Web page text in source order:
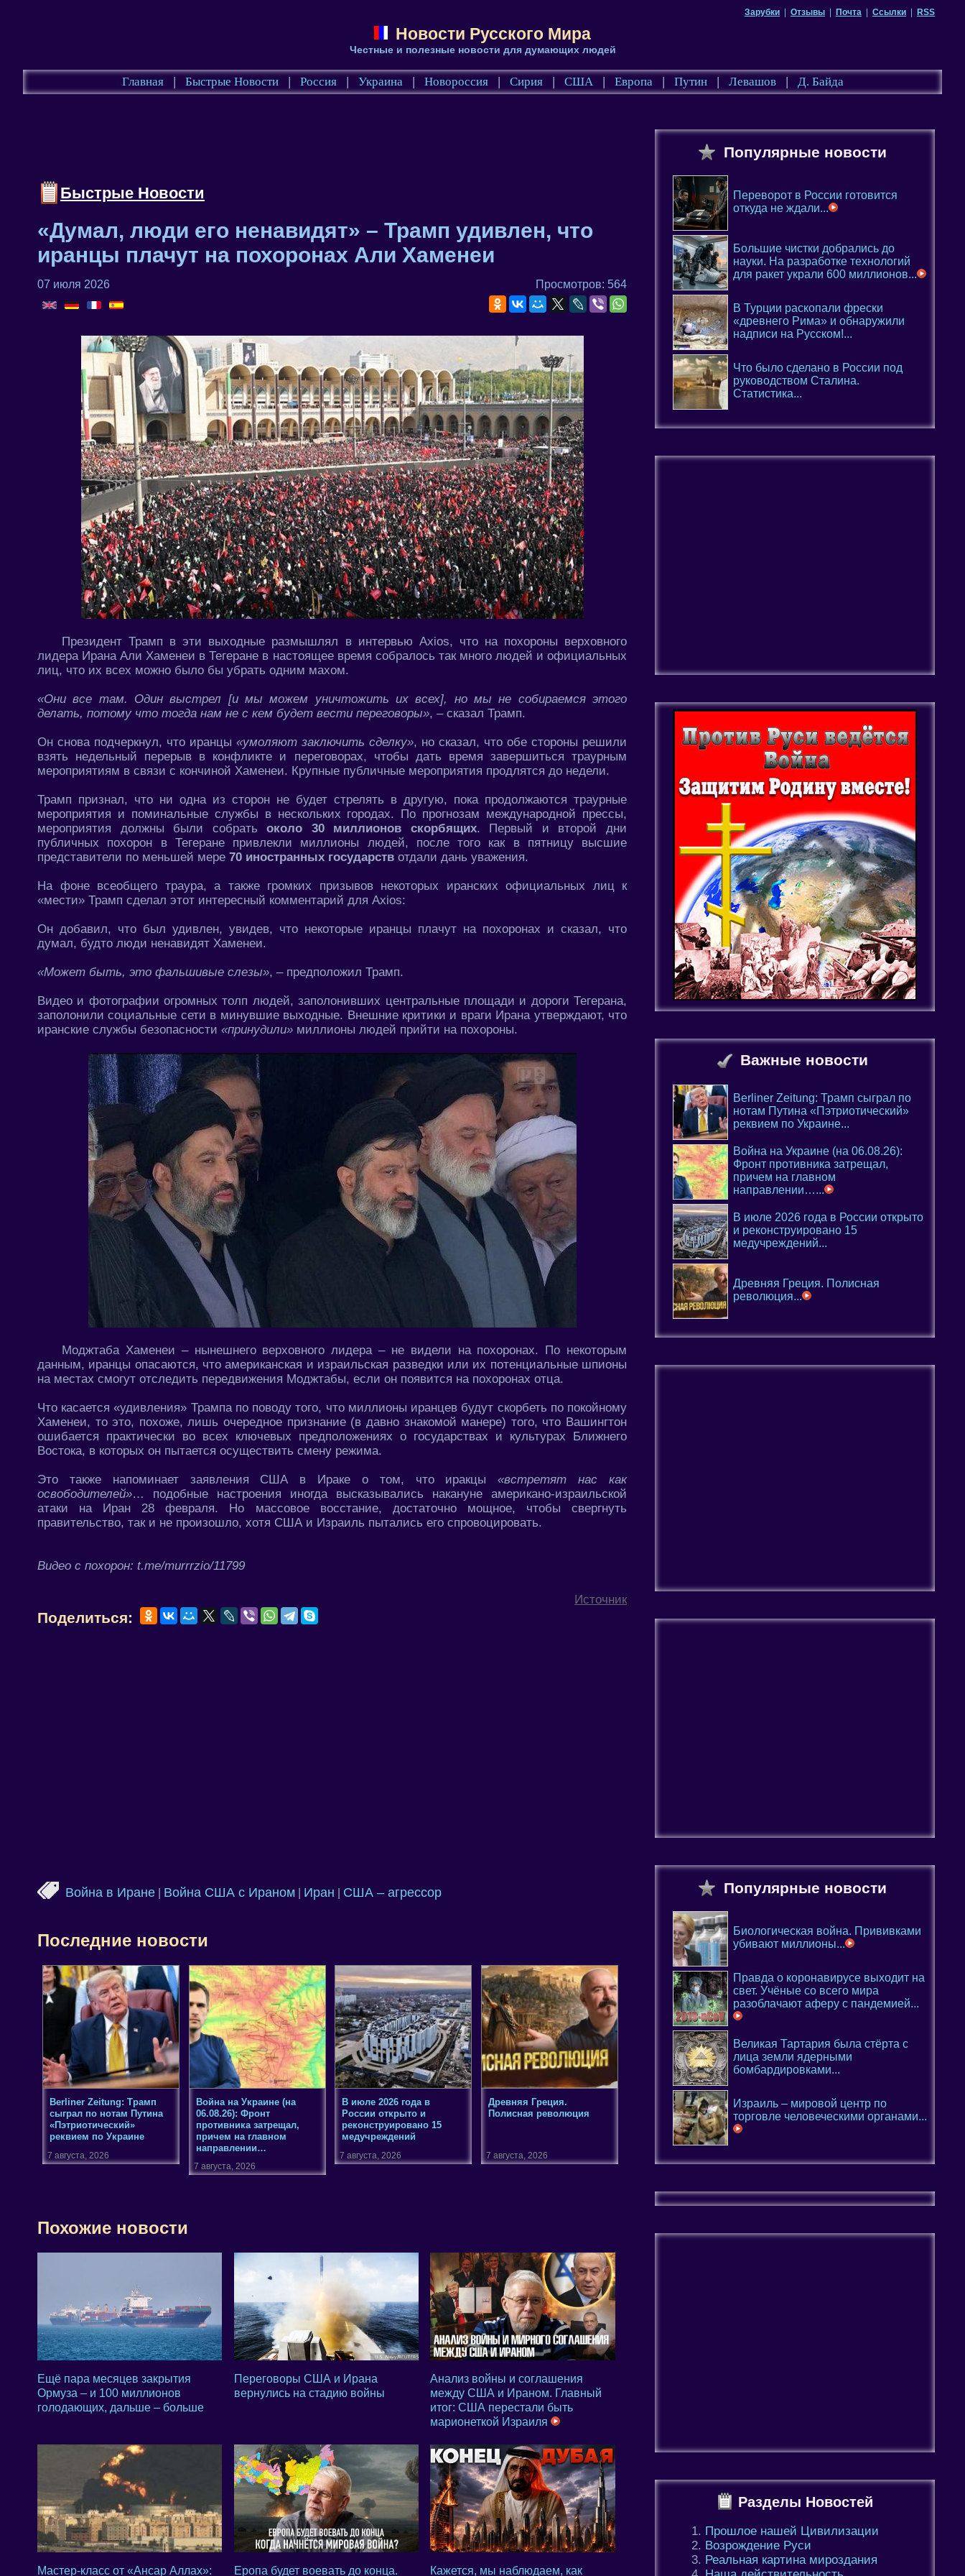
Зарубки Отзывы Почта Ссылки RSS
Новости Русского Мира
Честные и полезные новости для думающих людей
Главная | Быстрые Новости | Россия | Украина | Новороссия | Сирия | США | Европа | Путин | Левашов | Д. Байда
Быстрые Новости
«Думал, люди его ненавидят» – Трамп удивлен, что
иранцы плачут на похоронах Али Хаменеи
07 июля 2026 Просмотров: 564
Президент Трамп в эти выходные размышлял в интервью Axios, что на похороны верховного
лидера Ирана Али Хаменеи в Тегеране в настоящее время собралось так много людей и официальных
лиц, что их всех можно было бы убрать одним махом.
«Они все там. Один выстрел [и мы можем уничтожить их всех], но мы не собираемся этого
делать, потому что тогда нам не с кем будет вести переговоры», – сказал Трамп.
Он снова подчеркнул, что иранцы «умоляют заключить сделку», но сказал, что обе стороны решили
взять недельный перерыв в конфликте и переговорах, чтобы дать время завершиться траурным
мероприятиям в связи с кончиной Хаменеи. Крупные публичные мероприятия продлятся до недели.
Трамп признал, что ни одна из сторон не будет стрелять в другую, пока продолжаются траурные
мероприятия и поминальные службы в нескольких городах. По прогнозам международной прессы,
мероприятия должны были собратьоколо 30 миллионов скорбящих. Первый и второй дни
публичных похорон в Тегеране привлекли миллионы людей, после того как в пятницу высшие
представители по меньшей мере 70 иностранных государств отдали дань уважения.
На фоне всеобщего траура, а также громких призывов некоторых иранских официальных лиц к
«мести» Трамп сделал этот интересный комментарий для Axios:
Он добавил, что был удивлен, увидев, что некоторые иранцы плачут на похоронах и сказал, что
думал, будто люди ненавидят Хаменеи.
«Может быть, это фальшивые слезы», – предположил Трамп.
Видео и фотографии огромных толп людей, заполонивших центральные площади и дороги Тегерана,
заполонили социальные сети в минувшие выходные. Внешние критики и враги Ирана утверждают, что
иранские службы безопасности «принудили» миллионы людей прийти на похороны.
Моджтаба Хаменеи – нынешнего верховного лидера – не видели на похоронах. По некоторым
данным, иранцы опасаются, что американская и израильская разведки или их потенциальные шпионы
на местах смогут отследить передвижения Моджтабы, если он появится на похоронах отца.
Что касается «удивления» Трампа по поводу того, что миллионы иранцев будут скорбеть по покойному
Хаменеи, то это, похоже, лишь очередное признание (в давно знакомой манере) того, что Вашингтон
ошибается практически во всех ключевых предположениях о государствах и культурах Ближнего
Востока, в которых он пытается осуществить смену режима.
Это также напоминает заявления США в Ираке о том, что иракцы«встретят нас как
освободителей»… подобные настроения иногда высказывались накануне американо-израильской
атаки на Иран 28 февраля. Но массовое восстание, достаточно мощное, чтобы свергнуть
правительство, так и не произошло, хотя США и Израиль пытались его спровоцировать.
Видео с похорон: t.me/murrrzio/11799
Источник
Поделиться:
Война в Иране Война США с Ираном Иран США – агрессор
Последние новости
Berliner Zeitung: Трамп
сыграл по нотам Путина
«Пэтриотический»
реквием по Украине
7 августа, 2026
Война на Украине (на
06.08.26): Фронт
противника затрещал,
причем на главном
направлении…
7 августа, 2026
В июле 2026 года в
России открыто и
реконструировано 15
медучреждений
7 августа, 2026
Древняя Греция.
Полисная революция
7 августа, 2026
Похожие новости
Ещё пара месяцев закрытия
Ормуза – и 100 миллионов
голодающих, дальше – больше
Переговоры США и Ирана
вернулись на стадию войны
Анализ войны и соглашения
между США и Ираном. Главный
итог: США перестали быть
марионеткой Израиля
Мастер-класс от «Ансар Аллах»: Еропа будет воевать до конца. Кажется, мы наблюдаем, как
Популярные новости
Переворот в России готовится
откуда не ждали...
Большие чистки добрались до
науки. На разработке технологий
для ракет украли 600 миллионов...
В Турции раскопали фрески
«древнего Рима» и обнаружили
надписи на Русском!...
Что было сделано в России под
руководством Сталина.
Статистика...
Важные новости
Berliner Zeitung: Трамп сыграл по
нотам Путина «Пэтриотический»
реквием по Украине...
Война на Украине (на 06.08.26):
Фронт противника затрещал,
причем на главном
направлении…...
В июле 2026 года в России открыто
и реконструировано 15
медучреждений...
Древняя Греция. Полисная
революция...
Популярные новости
Биологическая война. Прививками
убивают миллионы...
Правда о коронавирусе выходит на
свет. Учёные со всего мира
разоблачают аферу с пандемией...
Великая Тартария была стёрта с
лица земли ядерными
бомбардировками...
Израиль – мировой центр по
торговле человеческими органами...
Разделы Новостей
Прошлое нашей Цивилизации
Возрождение Руси
Реальная картина мироздания